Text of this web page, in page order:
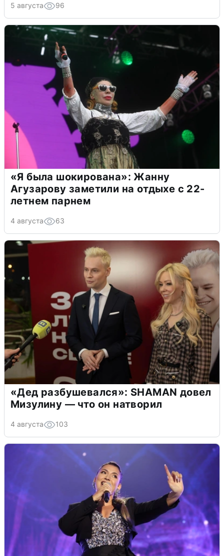
5 августа 96
«Я была шокирована»: Жанну
Агузарову заметили на отдыхе с 22-
летнем парнем
4 августа 63
«Дед разбушевался»: SHAMAN довел
Мизулину — что он натворил
4 августа 103